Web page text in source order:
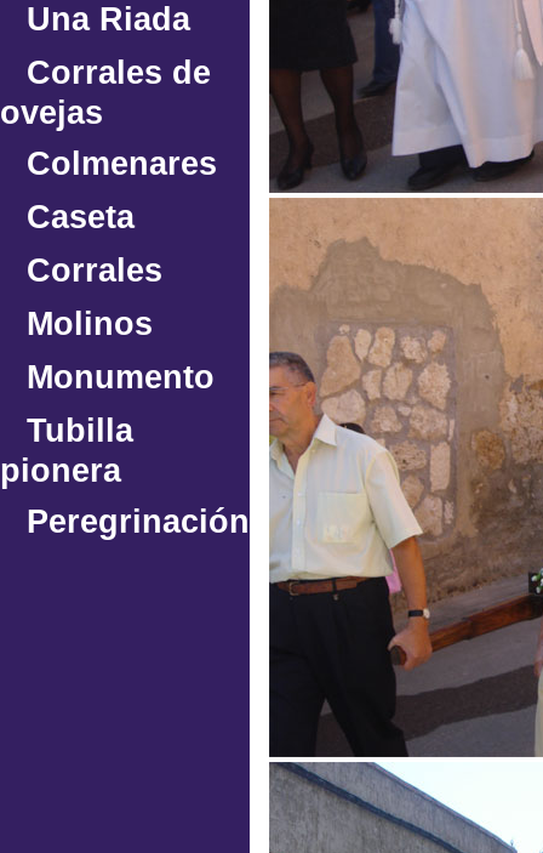
Una Riada
Corrales de
ovejas
Colmenares
Caseta
Corrales
Molinos
Monumento
Tubilla
pionera
Peregrinación